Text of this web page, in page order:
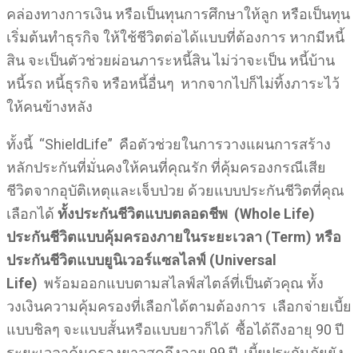
คล่องทางการเงิน หรือเป็นทุนการศึกษาให้ลูก หรือเป็นทุน
เริ่มต้นทำธุรกิจ ให้ใช้ชีวิตต่อได้แบบที่ต้องการ หากมีหนี้
สิน จะเป็นตัวช่วยผ่อนภาระหนี้สิน ไม่ว่าจะเป็น หนี้บ้าน
หนี้รถ หนี้ธุรกิจ หรือหนี้อื่นๆ หากจากไปก็ไม่ทิ้งภาระไว้
ให้คนข้างหลัง
ทั้งนี้ “ShieldLife” คือตัวช่วยในการวางแผนการสร้าง
หลักประกันที่มั่นคงให้คนที่คุณรัก ที่คุ้มครองกรณีเสีย
ชีวิตจากอุบัติเหตุและเจ็บป่วย ด้วยแบบประกันชีวิตที่คุณ
เลือกได้ ทั้งประกันชีวิตแบบตลอดชีพ (Whole Life)
ประกันชีวิตแบบคุ้มครองภายในระยะเวลา (Term) หรือ
ประกันชีวิตแบบยูนิเวอร์แซลไลฟ์ (Universal
Life) พร้อมออกแบบตามสไลฟ์สไตล์ที่เป็นตัวคุณ ทั้ง
วงเงินความคุ้มครองที่เลือกได้ตามต้องการ เลือกจ่ายเบี้ย
แบบชิลๆ จะแบบสั้นหรือแบบยาวก็ได้ ซื้อได้ถึงอายุ 90 ปี